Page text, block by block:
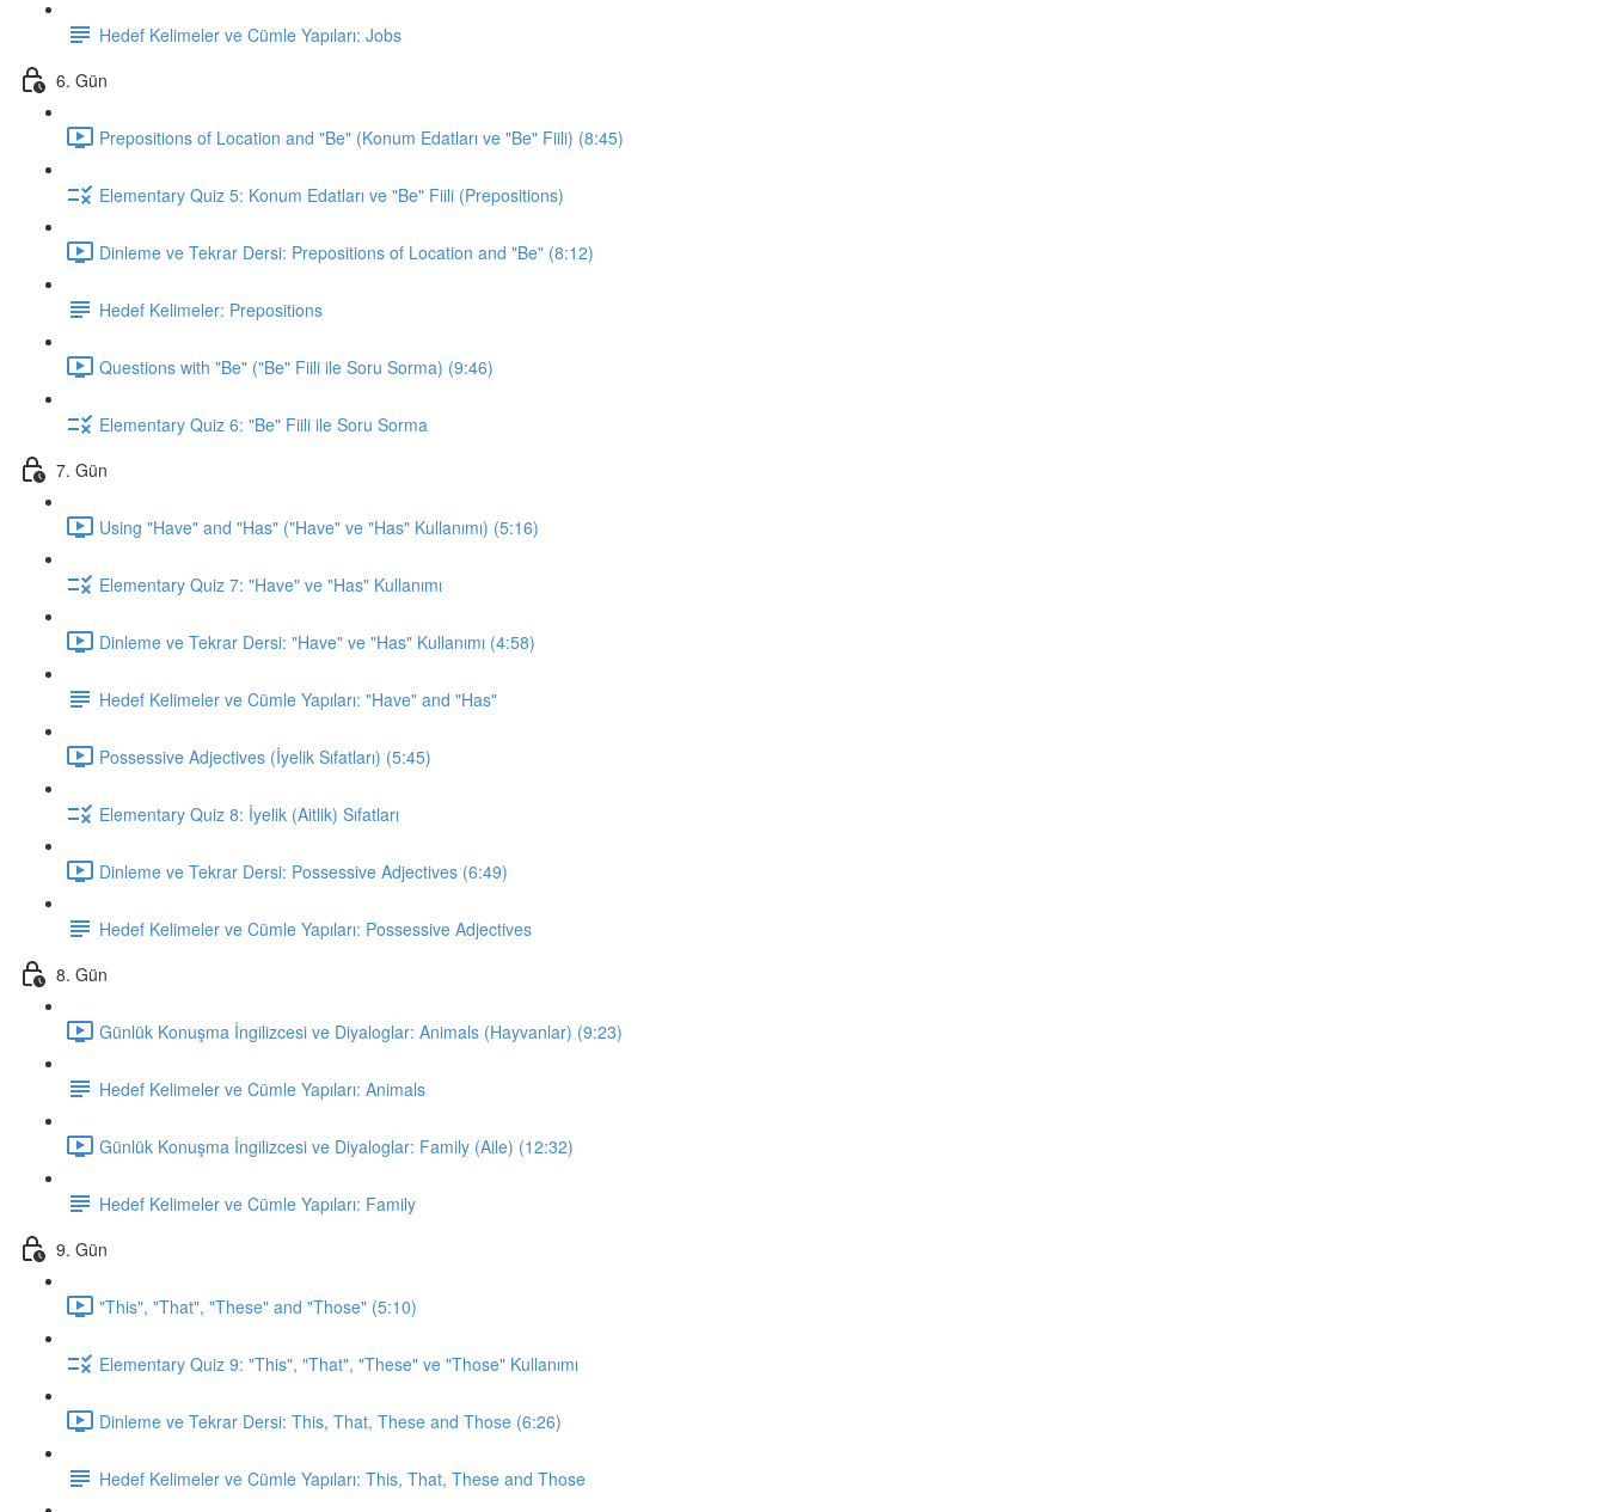
Hedef Kelimeler ve Cümle Yapıları: Jobs
6. Gün
Prepositions of Location and "Be" (Konum Edatları ve "Be" Fiili) (8:45)
Elementary Quiz 5: Konum Edatları ve "Be" Fiili (Prepositions)
Dinleme ve Tekrar Dersi: Prepositions of Location and "Be" (8:12)
Hedef Kelimeler: Prepositions
Questions with "Be" ("Be" Fiili ile Soru Sorma) (9:46)
Elementary Quiz 6: "Be" Fiili ile Soru Sorma
7. Gün
Using "Have" and "Has" ("Have" ve "Has" Kullanımı) (5:16)
Elementary Quiz 7: "Have" ve "Has" Kullanımı
Dinleme ve Tekrar Dersi: "Have" ve "Has" Kullanımı (4:58)
Hedef Kelimeler ve Cümle Yapıları: "Have" and "Has"
Possessive Adjectives (İyelik Sıfatları) (5:45)
Elementary Quiz 8: İyelik (Aitlik) Sıfatları
Dinleme ve Tekrar Dersi: Possessive Adjectives (6:49)
Hedef Kelimeler ve Cümle Yapıları: Possessive Adjectives
8. Gün
Günlük Konuşma İngilizcesi ve Diyaloglar: Animals (Hayvanlar) (9:23)
Hedef Kelimeler ve Cümle Yapıları: Animals
Günlük Konuşma İngilizcesi ve Diyaloglar: Family (Aile) (12:32)
Hedef Kelimeler ve Cümle Yapıları: Family
9. Gün
"This", "That", "These" and "Those" (5:10)
Elementary Quiz 9: "This", "That", "These" ve "Those" Kullanımı
Dinleme ve Tekrar Dersi: This, That, These and Those (6:26)
Hedef Kelimeler ve Cümle Yapıları: This, That, These and Those